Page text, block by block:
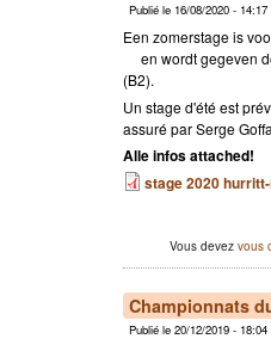
Publié le 16/08/2020 -
Een zomerstage is
en wordt gegeven
(B2).
Un stage d'été est
assuré par Serge
Alle infos attached!
stage 2020
Vous devezvous
Championnats
Publié le 20/12/2019 -